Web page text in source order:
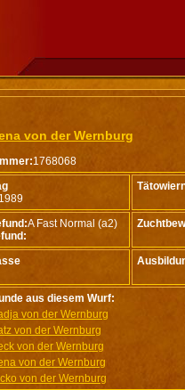
von der Wernburg
1768068
A Fast Normal (a2)
aus diesem Wurf:
von der Wernburg
von der Wernburg
von der Wernburg
von der Wernburg
von der Wernburg